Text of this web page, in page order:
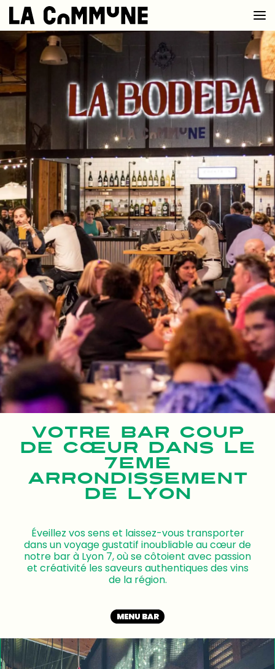
VOIR LA CARTE
CHEFS
PROG’
BAR
PRIVATISER
RESERVER
À PROPOS
VOTRE BAR COUP
DE CŒUR DANS LE
7ÈME
ARRONDISSEMENT
DE LYON
Éveillez vos sens et laissez-vous transporter
dans un voyage gustatif inoubliable au cœur de
notre bar à Lyon 7, où se côtoient avec passion
et créativité les saveurs authentiques des vins
de la région.
MENU BAR